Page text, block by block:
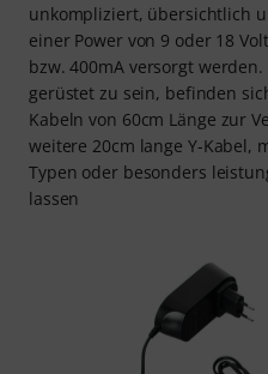
unkompliziert, übersichtlich
einer Power von 9 oder 18
bzw. 400mA versorgt
gerüstet zu sein, befinden
Kabeln von 60cm Länge zur
weitere 20cm lange Y-Kabel,
Typen oder besonders
lassen